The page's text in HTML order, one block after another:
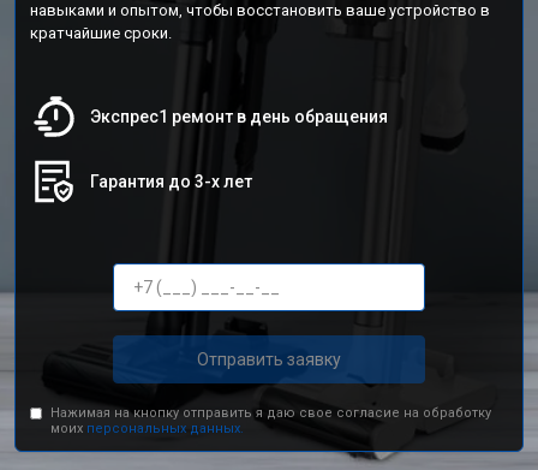
навыками и опытом, чтобы восстановить ваше устройство в
кратчайшие сроки.
Экспрес1 ремонт в день обращения
Гарантия до 3-х лет
Отправить заявку
Нажимая на кнопку отправить я даю свое согласие на обработку
моих персональных данных.